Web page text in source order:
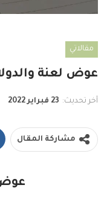
مقالاتي
عوض لعنة
آخر تحديث: 23 فبراير 2022
مشاركة المقال
عوض